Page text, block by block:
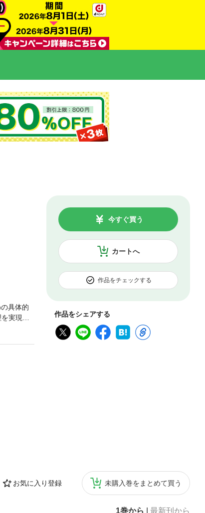
カートへ
今すぐ買う
作品をチェックする
作品をシェアする
お気に入り登録 未購入巻をまとめて買う
1巻から 最新刊から
具体的
実現す
（DX）